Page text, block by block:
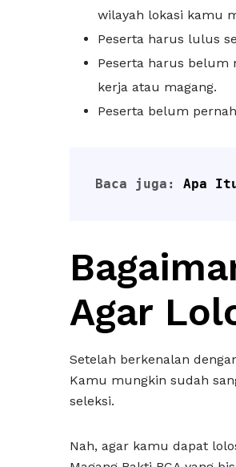
wilayah lokasi kamu
Peserta harus lulus
Peserta harus belum
kerja atau magang.
Peserta belum
Baca juga: Apa
Agar
Setelah berkenalan
Kamu mungkin sudah
seleksi.
Nah, agar kamu dapat